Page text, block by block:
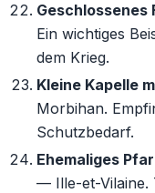
Geschlossenes
Ein wichtiges
dem Krieg.
Kleine Kapelle
Morbihan.
Schutzbedarf.
Ehemaliges
— Ille-et-Vilaine.